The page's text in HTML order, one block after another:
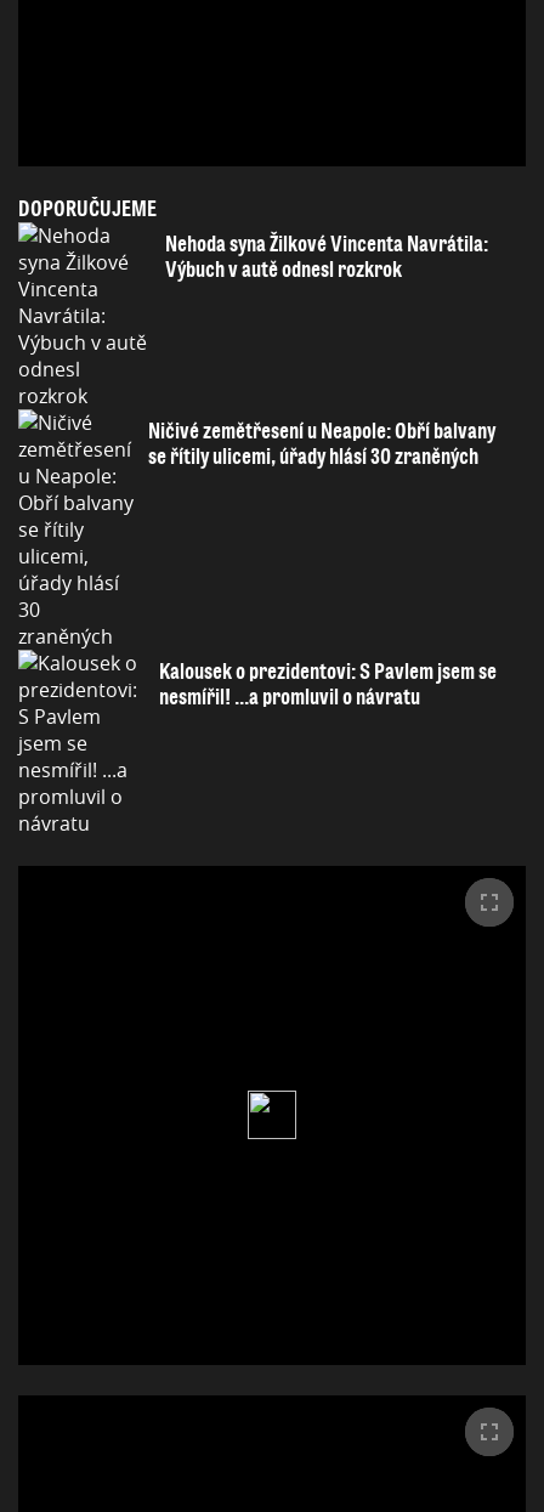
DOPORUČUJEME
Nehoda syna Žilkové Vincenta Navrátila:
Výbuch v autě odnesl rozkrok
Ničivé zemětřesení u Neapole: Obří balvany
se řítily ulicemi, úřady hlásí 30 zraněných
Kalousek o prezidentovi: S Pavlem jsem se
nesmířil! ...a promluvil o návratu